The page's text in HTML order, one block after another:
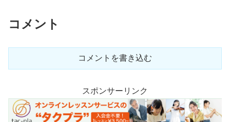
コメント
コメントを書き込む
スポンサーリンク